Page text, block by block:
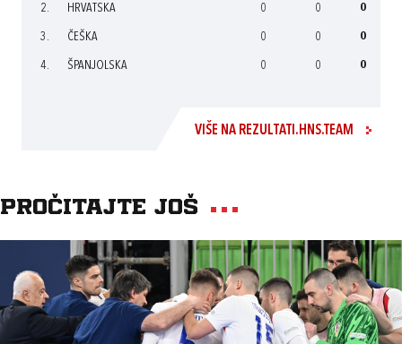
2. HRVATSKA 0 0 0
3. ČEŠKA 0 0 0
4. ŠPANJOLSKA 0 0 0
VIŠE NA REZULTATI.HNS.TEAM
Pročitajte još